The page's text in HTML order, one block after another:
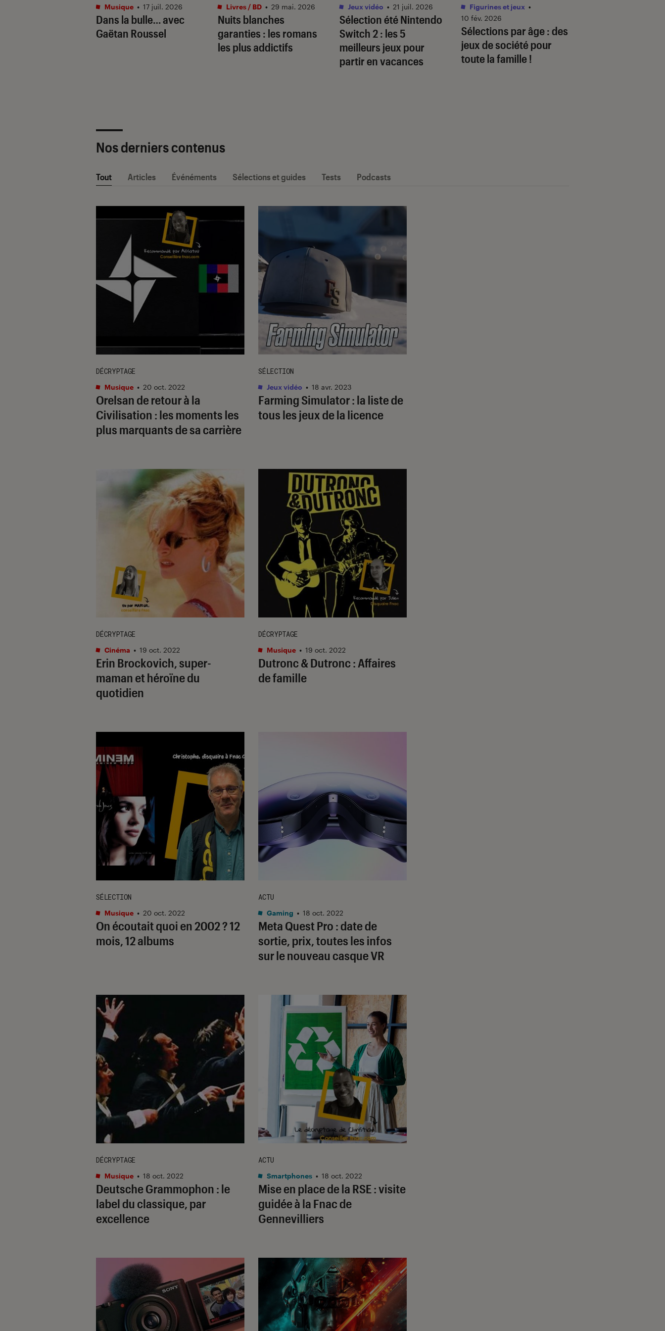
Dans la bulle… avec
Gaëtan Roussel
Musique • 17 juil. 2026
Nuits blanches
garanties : les romans
les plus addictifs
Livres / BD • 29 mai. 2026
Sélection été Nintendo
Switch 2 : les 5
meilleurs jeux pour
partir en vacances
Jeux vidéo • 21 juil. 2026
Sélections par âge : des
jeux de société pour
toute la famille !
Figurines et jeux •
10 fév. 2026
Nos derniers contenus
Tout Articles Événéments Sélections et guides Tests Podcasts
Orelsan de retour à la
Civilisation : les moments les
plus marquants de sa carrière
DÉCRYPTAGE
Musique • 20 oct. 2022
Farming Simulator : la liste de
tous les jeux de la licence
SÉLECTION
Jeux vidéo • 18 avr. 2023
Erin Brockovich, super-
maman et héroïne du
quotidien
DÉCRYPTAGE
Cinéma • 19 oct. 2022
Dutronc & Dutronc : Affaires
de famille
DÉCRYPTAGE
Musique • 19 oct. 2022
On écoutait quoi en 2002 ? 12
mois, 12 albums
SÉLECTION
Musique • 20 oct. 2022
Meta Quest Pro : date de
sortie, prix, toutes les infos
sur le nouveau casque VR
ACTU
Gaming • 18 oct. 2022
Deutsche Grammophon : le
label du classique, par
excellence
DÉCRYPTAGE
Musique • 18 oct. 2022
Mise en place de la RSE : visite
guidée à la Fnac de
Gennevilliers
ACTU
Smartphones • 18 oct. 2022